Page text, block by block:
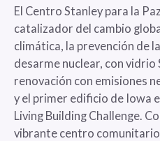
El Centro Stanley para la
catalizador del cambio
climática, la prevención de
desarme nuclear, con vidrio
renovación con emisiones
y el primer edificio de Iowa
Living Building Challenge.
vibrante centro